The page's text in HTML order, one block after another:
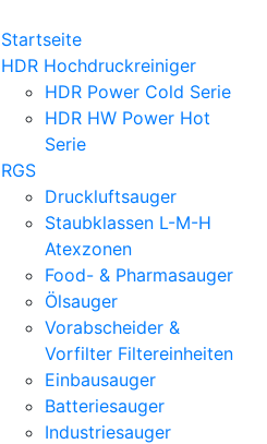
Startseite
HDR Hochdruckreiniger
HDR Power Cold Serie
HDR HW Power Hot
Serie
RGS
Druckluftsauger
Staubklassen L-M-H
Atexzonen
Food- & Pharmasauger
Ölsauger
Vorabscheider &
Vorfilter Filtereinheiten
Einbausauger
Batteriesauger
Industriesauger